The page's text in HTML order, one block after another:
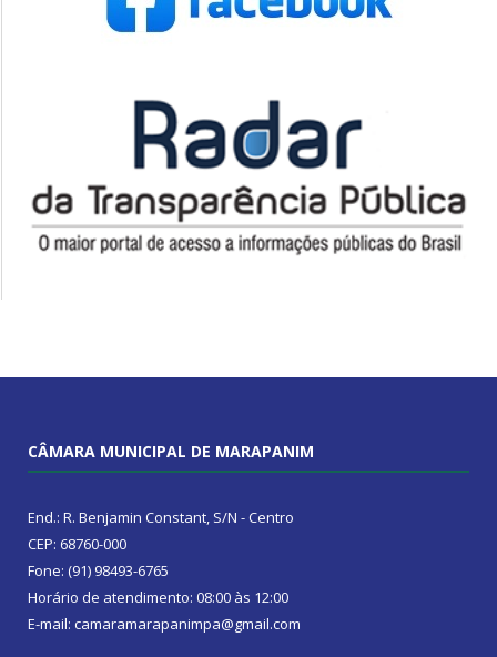
CÂMARA MUNICIPAL DE MARAPANIM
End.: R. Benjamin Constant, S/N - Centro
CEP: 68760-000
Fone: (91) 98493-6765
Horário de atendimento: 08:00 às 12:00
E-mail: camaramarapanimpa@gmail.com